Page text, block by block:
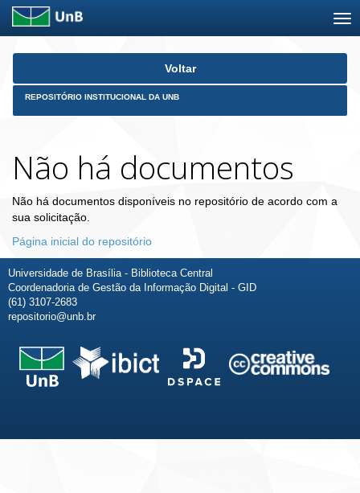
Skip
Voltar
REPOSITÓRIO INSTITUCIONAL DA UNB
Não há documentos
Não há documentos disponíveis no repositório de acordo com a
sua solicitação.
Página inicial do repositório
Universidade de Brasília - Biblioteca Central
Coordenadoria de Gestão da Informação Digital - GID
(61) 3107-2683
repositorio@unb.br